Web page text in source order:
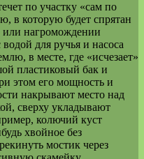
по участку «сам по
в которую будет спрятан
или нагромождении
для ручья и насоса
в месте, где «исчезает»
пластиковый бак и
этом его мощность и
накрывают место над
сверху укладывают
колючий куст
хвойное без
мостик через